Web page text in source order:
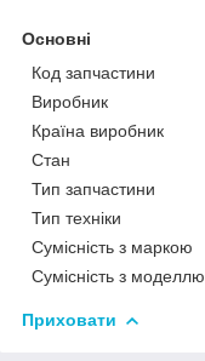
Основні
Код запчастини
Виробник
Країна виробник
Стан
Тип запчастини
Тип техніки
Сумісність з маркою
Сумісність з моделлю
Приховати